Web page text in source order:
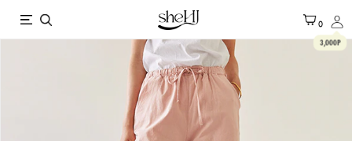
X 0
3,000P